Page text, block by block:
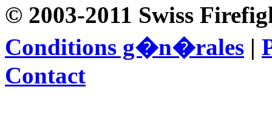
© 2003-2011 Swiss
Conditions g�n�rales |
Contact